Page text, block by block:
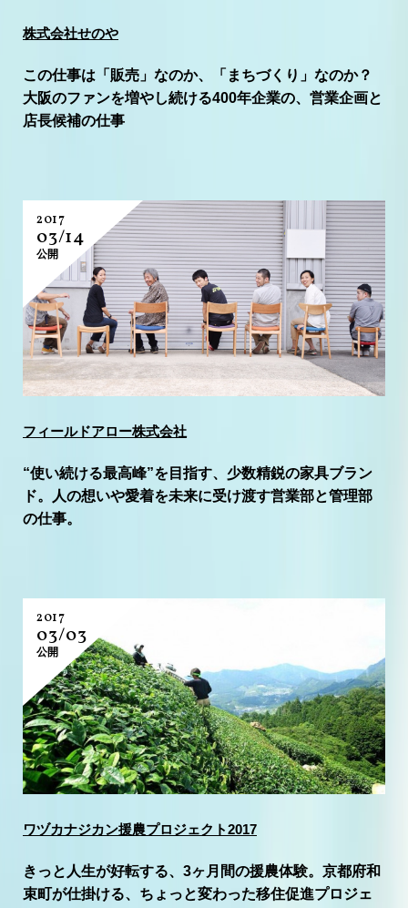
株式会社せのや
この仕事は「販売」なのか、「まちづくり」なのか？
大阪のファンを増やし続ける400年企業の、営業企画と
店長候補の仕事
2017
03/14
公開
フィールドアロー株式会社
“使い続ける最高峰”を目指す、少数精鋭の家具ブラン
ド。人の想いや愛着を未来に受け渡す営業部と管理部
の仕事。
2017
03/03
公開
ワヅカナジカン援農プロジェクト2017
きっと人生が好転する、3ヶ月間の援農体験。京都府和
束町が仕掛ける、ちょっと変わった移住促進プロジェ